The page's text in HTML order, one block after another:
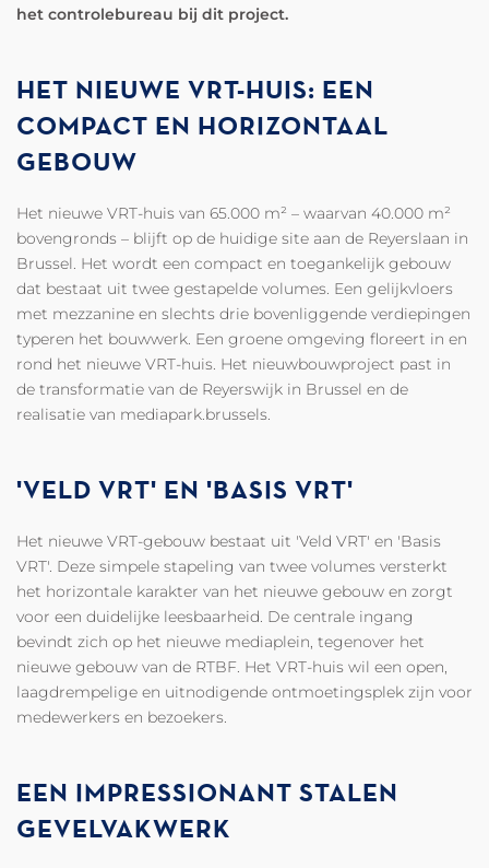
het controlebureau bij dit project.
HET NIEUWE VRT-HUIS: EEN
COMPACT EN HORIZONTAAL
GEBOUW
Het nieuwe VRT-huis van 65.000 m² – waarvan 40.000 m²
bovengronds – blijft op de huidige site aan de Reyerslaan in
Brussel. Het wordt een compact en toegankelijk gebouw
dat bestaat uit twee gestapelde volumes. Een gelijkvloers
met mezzanine en slechts drie bovenliggende verdiepingen
typeren het bouwwerk. Een groene omgeving floreert in en
rond het nieuwe VRT-huis. Het nieuwbouwproject past in
de transformatie van de Reyerswijk in Brussel en de
realisatie van mediapark.brussels.
'VELD VRT' EN 'BASIS VRT'
Het nieuwe VRT-gebouw bestaat uit 'Veld VRT' en 'Basis
VRT'. Deze simpele stapeling van twee volumes versterkt
het horizontale karakter van het nieuwe gebouw en zorgt
voor een duidelijke leesbaarheid. De centrale ingang
bevindt zich op het nieuwe mediaplein, tegenover het
nieuwe gebouw van de RTBF. Het VRT-huis wil een open,
laagdrempelige en uitnodigende ontmoetingsplek zijn voor
medewerkers en bezoekers.
EEN IMPRESSIONANT STALEN
GEVELVAKWERK